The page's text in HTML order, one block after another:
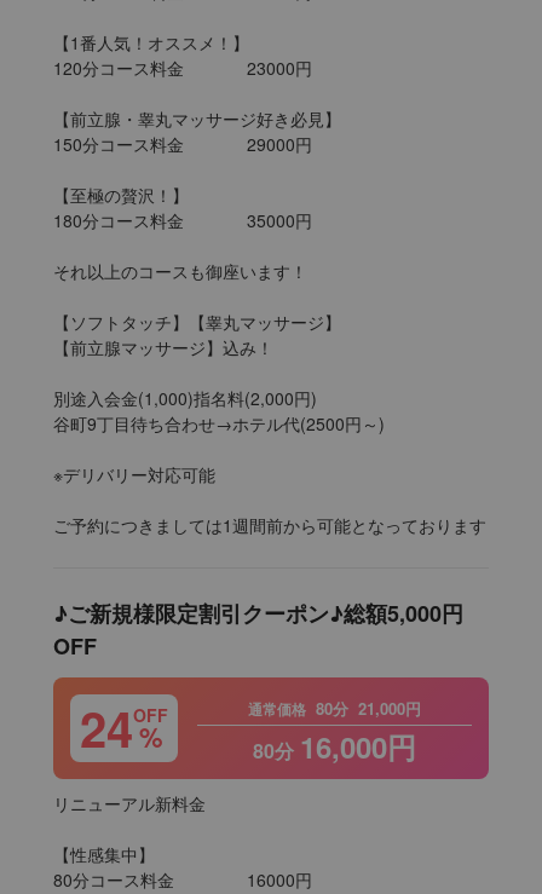
【1番人気！オススメ！】
120分コース料金		23000円
【前立腺・睾丸マッサージ好き必見】
150分コース料金		29000円
【至極の贅沢！】
180分コース料金		35000円
それ以上のコースも御座います！
【ソフトタッチ】【睾丸マッサージ】
【前立腺マッサージ】込み！
別途入会金(1,000)指名料(2,000円)
谷町9丁目待ち合わせ→ホテル代(2500円～)
※デリバリー対応可能
ご予約につきましては1週間前から可能となっております
♪ご新規様限定割引クーポン♪総額5,000円
OFF
24OFF
%
通常価格 80分 21,000円
80分 16,000円
リニューアル新料金
【性感集中】
80分コース料金		16000円